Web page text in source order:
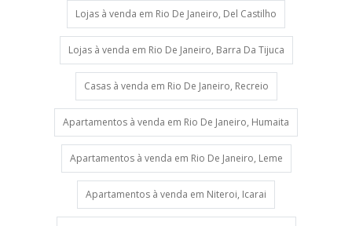
Lojas à venda em Rio De Janeiro, Del Castilho
Lojas à venda em Rio De Janeiro, Barra Da Tijuca
Casas à venda em Rio De Janeiro, Recreio
Apartamentos à venda em Rio De Janeiro, Humaita
Apartamentos à venda em Rio De Janeiro, Leme
Apartamentos à venda em Niteroi, Icarai